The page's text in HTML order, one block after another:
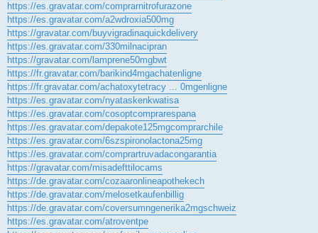
https://es.gravatar.com/comprarnitrofurazone
https://es.gravatar.com/a2wdroxia500mg
https://gravatar.com/buyvigradinaquickdelivery
https://es.gravatar.com/330milnacipran
https://gravatar.com/lamprene50mgbwt
https://fr.gravatar.com/barikind4mgachatenligne
https://fr.gravatar.com/achatoxytetracy ... 0mgenligne
https://es.gravatar.com/nyataskenkwatisa
https://es.gravatar.com/cosoptcomprarespana
https://es.gravatar.com/depakote125mgcomprarchile
https://es.gravatar.com/6szspironolactona25mg
https://es.gravatar.com/comprartruvadacongarantia
https://gravatar.com/misadefttilocams
https://de.gravatar.com/cozaaronlineapothekech
https://de.gravatar.com/melosetkaufenbillig
https://de.gravatar.com/coversumngenerika2mgschweiz
https://es.gravatar.com/atroventpe